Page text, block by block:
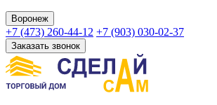
Воронеж
+7 (473) 260-44-12 +7 (903) 030-02-37
Заказать звонок